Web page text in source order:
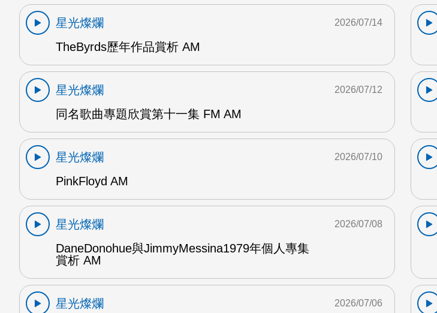
星光燦爛
TheByrds歷年作品賞析 AM
2026/07/14
星光燦爛
同名歌曲專題欣賞第十一集 FM AM
2026/07/12
星光燦爛
PinkFloyd AM
2026/07/10
星光燦爛
DaneDonohue與JimmyMessina1979年個人專集
賞析 AM
2026/07/08
星光燦爛
2026/07/06